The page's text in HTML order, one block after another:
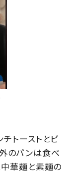
トーストとビ
のパンは食べ
中華麺と素麺の